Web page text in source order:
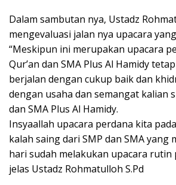
Dalam sambutan nya, Ustadz
mengevaluasi jalan nya upacara
“Meskipun ini merupakan upacara
Qur’an dan SMA Plus Al Hamidy
berjalan dengan cukup baik dan
dengan usaha dan semangat kalian
dan SMA Plus Al Hamidy.
Insyaallah upacara perdana kita
kalah saing dari SMP dan SMA yang
hari sudah melakukan upacara rutin
jelas Ustadz Rohmatulloh S.Pd